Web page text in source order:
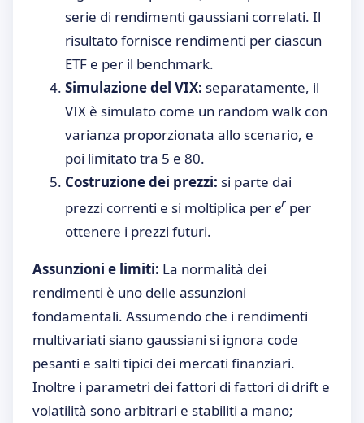
serie di rendimenti gaussiani correlati. Il
risultato fornisce rendimenti per ciascun
ETF e per il benchmark.
Simulazione del VIX: separatamente, il
VIX è simulato come un random walk con
varianza proporzionata allo scenario, e
poi limitato tra 5 e 80.
Costruzione dei prezzi: si parte dai
prezzi correnti e si moltiplica perer per
ottenere i prezzi futuri.
Assunzioni e limiti: La normalità dei
rendimenti è uno delle assunzioni
fondamentali. Assumendo che i rendimenti
multivariati siano gaussiani si ignora code
pesanti e salti tipici dei mercati finanziari.
Inoltre i parametri dei fattori di fattori di drift e
volatilità sono arbitrari e stabiliti a mano;